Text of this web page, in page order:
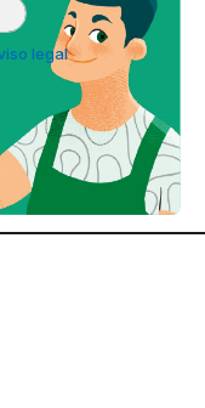
legal